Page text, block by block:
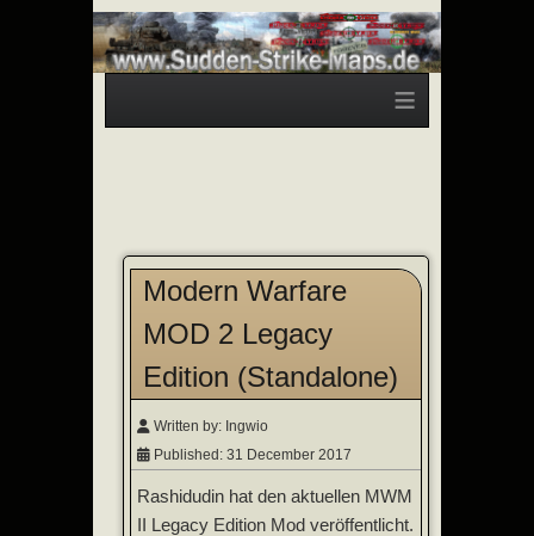
≡
Modern Warfare
MOD 2 Legacy
Edition (Standalone)
Written by: Ingwio
Published: 31 December 2017
Rashidudin hat den aktuellen MWM
II Legacy Edition Mod veröffentlicht.